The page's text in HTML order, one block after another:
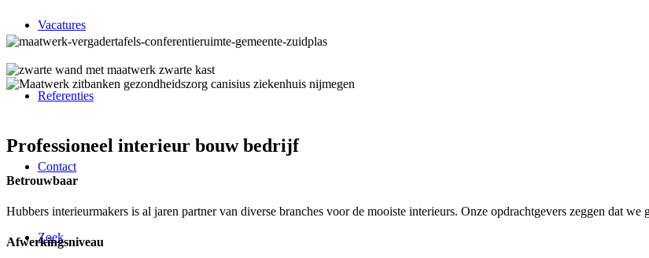
Vacatures
Referenties
Contact
Zoek
Professioneel interieur bouw bedrijf
Betrouwbaar
Hubbers interieurmakers is al jaren partner van diverse branches voor de mooiste interieurs. Onze opdrachtgevers zeggen dat
Afwerkingsniveau